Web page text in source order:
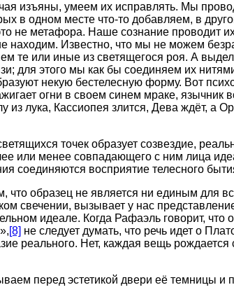
изъяны, умеем их исправлять. Мы
в одном месте что-то добавляем, в
не метафора. Наше сознание проводит
находим. Известно, что мы не можем
те или иные из светящегося роя. А
для этого мы как бы соединяем их
некую бестелесную форму. Вот
огни в своем синем мраке, язычник
из лука, Кассиопея злится, Дева ждёт, а
точек образует созвездие,
или менее совпадающего с ним лица
соединяются восприятие телесного
что образец не является ни единым для
свечении, вызывает у нас
идеале. Когда Рафаэль говорит, что
[8] не следует думать, что речь идет о
реального. Нет, каждая вещь
перед эстетикой двери её темницы и